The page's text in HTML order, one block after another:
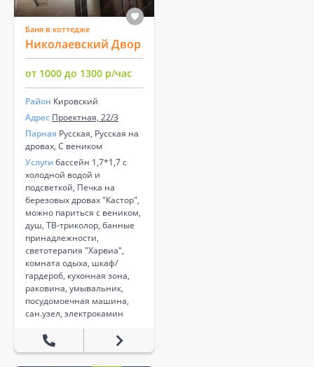
Баня в коттедже
Николаевский Двор
от 1000 до 1300 р/час
Район Кировский
Адрес Проектная, 22/3
Парная Русская, Русская на
дровах, С веником
Услуги бассейн 1,7*1,7 с
холодной водой и
подсветкой, Печка на
березовых дровах "Кастор",
можно париться с веником,
душ, ТВ-триколор, банные
принадлежности,
светотерапия "Харвиа",
комната одыха, шкаф/
гардероб, кухонная зона,
раковина, умывальник,
посудомоечная машина,
сан.узел, электрокамин